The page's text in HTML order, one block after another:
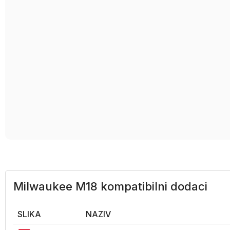
Milwaukee M18 kompatibilni dodaci
SLIKA NAZIV